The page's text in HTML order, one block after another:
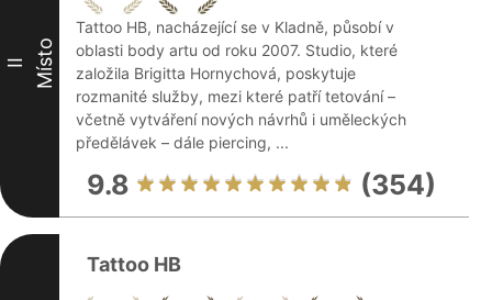
II Místo
Tattoo HB, nacházející se v Kladně, působí v
oblasti body artu od roku 2007. Studio, které
založila Brigitta Hornychová, poskytuje
rozmanité služby, mezi které patří tetování –
včetně vytváření nových návrhů i uměleckých
předělávek – dále piercing, ...
9.8 (354)
Tattoo HB